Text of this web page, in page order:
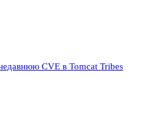
CVE в Tomcat Tribes